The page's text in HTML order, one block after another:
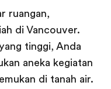
ruangan,
di Vancouver.
tinggi, Anda
aneka kegiatan
di tanah air.